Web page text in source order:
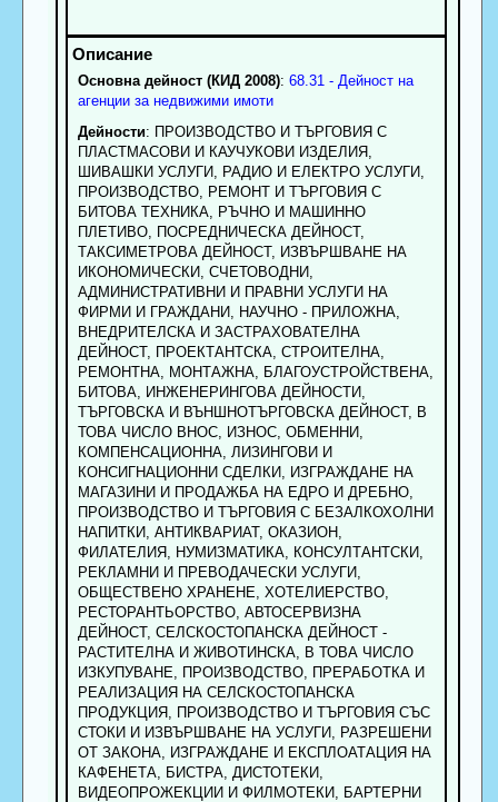
Основна дейност (КИД 2008): 68.31 - Дейност на
агенции за недвижими имоти
Дейности: ПРОИЗВОДСТВО И ТЪРГОВИЯ С
ПЛАСТМАСОВИ И КАУЧУКОВИ ИЗДЕЛИЯ,
ШИВАШКИ УСЛУГИ, РАДИО И ЕЛЕКТРО УСЛУГИ,
ПРОИЗВОДСТВО, РЕМОНТ И ТЪРГОВИЯ С
БИТОВА ТЕХНИКА, РЪЧНО И МАШИННО
ПЛЕТИВО, ПОСРЕДНИЧЕСКА ДЕЙНОСТ,
ТАКСИМЕТРОВА ДЕЙНОСТ, ИЗВЪРШВАНЕ НА
ИКОНОМИЧЕСКИ, СЧЕТОВОДНИ,
АДМИНИСТРАТИВНИ И ПРАВНИ УСЛУГИ НА
ФИРМИ И ГРАЖДАНИ, НАУЧНО - ПРИЛОЖНА,
ВНЕДРИТЕЛСКА И ЗАСТРАХОВАТЕЛНА
ДЕЙНОСТ, ПРОЕКТАНТСКА, СТРОИТЕЛНА,
РЕМОНТНА, МОНТАЖНА, БЛАГОУСТРОЙСТВЕНА,
БИТОВА, ИНЖЕНЕРИНГОВА ДЕЙНОСТИ,
ТЪРГОВСКА И ВЪНШНОТЪРГОВСКА ДЕЙНОСТ, В
ТОВА ЧИСЛО ВНОС, ИЗНОС, ОБМЕННИ,
КОМПЕНСАЦИОННА, ЛИЗИНГОВИ И
КОНСИГНАЦИОННИ СДЕЛКИ, ИЗГРАЖДАНЕ НА
МАГАЗИНИ И ПРОДАЖБА НА ЕДРО И ДРЕБНО,
ПРОИЗВОДСТВО И ТЪРГОВИЯ С БЕЗАЛКОХОЛНИ
НАПИТКИ, АНТИКВАРИАТ, ОКАЗИОН,
ФИЛАТЕЛИЯ, НУМИЗМАТИКА, КОНСУЛТАНТСКИ,
РЕКЛАМНИ И ПРЕВОДАЧЕСКИ УСЛУГИ,
ОБЩЕСТВЕНО ХРАНЕНЕ, ХОТЕЛИЕРСТВО,
РЕСТОРАНТЬОРСТВО, АВТОСЕРВИЗНА
ДЕЙНОСТ, СЕЛСКОСТОПАНСКА ДЕЙНОСТ -
РАСТИТЕЛНА И ЖИВОТИНСКА, В ТОВА ЧИСЛО
ИЗКУПУВАНЕ, ПРОИЗВОДСТВО, ПРЕРАБОТКА И
РЕАЛИЗАЦИЯ НА СЕЛСКОСТОПАНСКА
ПРОДУКЦИЯ, ПРОИЗВОДСТВО И ТЪРГОВИЯ СЪС
СТОКИ И ИЗВЪРШВАНЕ НА УСЛУГИ, РАЗРЕШЕНИ
ОТ ЗАКОНА, ИЗГРАЖДАНЕ И ЕКСПЛОАТАЦИЯ НА
КАФЕНЕТА, БИСТРА, ДИСТОТЕКИ,
ВИДЕОПРОЖЕКЦИИ И ФИЛМОТЕКИ, БАРТЕРНИ